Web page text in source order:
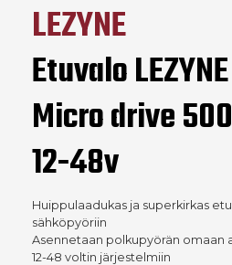
LEZYNE
Etuvalo
Micro drive
12-48v
Huippulaadukas ja superkirkas
sähköpyöriin
Asennetaan polkupyörän omaan
12-48 voltin järjestelmiin